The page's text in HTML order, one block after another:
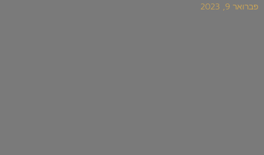
פברואר 9, 2023